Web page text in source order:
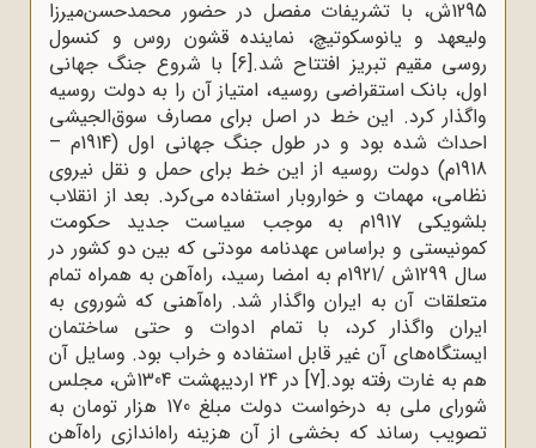
1295ش، با تشریفات مفصل در حضور محمدحسن‌میرزا
ولیعهد و یانوسکوتیچ، نماینده قشون روس و کنسول
روسی مقیم تبریز افتتاح شد.[6]
با شروع جنگ جهانی
اول، بانک استقراضی روسیه، امتیاز آن را به دولت روسیه
واگذار کرد. این خط در اصل برای مصارف سوق‌الجیشی
احداث شده بود و در طول جنگ جهانی اول (1914م –
1918م) دولت روسیه از این خط برای حمل و نقل نیروی
نظامی، مهمات و خواروبار استفاده می‌کرد. بعد از انقلاب
بلشویکی 1917م به موجب سیاست جدید حکومت
کمونیستی و براساس عهدنامه مودتی که بین دو کشور در
سال 1299ش /1921م به امضا رسید، راه‌آهن به همراه تمام
متعلقات آن به ایران واگذار شد. راه‌آهنی که شوروی به
ایران واگذار کرد، با تمام ادوات و حتی ساختمان
ایستگاه‌های آن غیر قابل استفاده و خراب بود. وسایل آن
هم به غارت رفته بود.[7]
در 24 اردیبهشت 1304ش، مجلس
شورای ملی به درخواست دولت مبلغ 170 هزار تومان به
تصویب رساند که بخشی از آن هزینه راه‌اندازی راه‌آهن